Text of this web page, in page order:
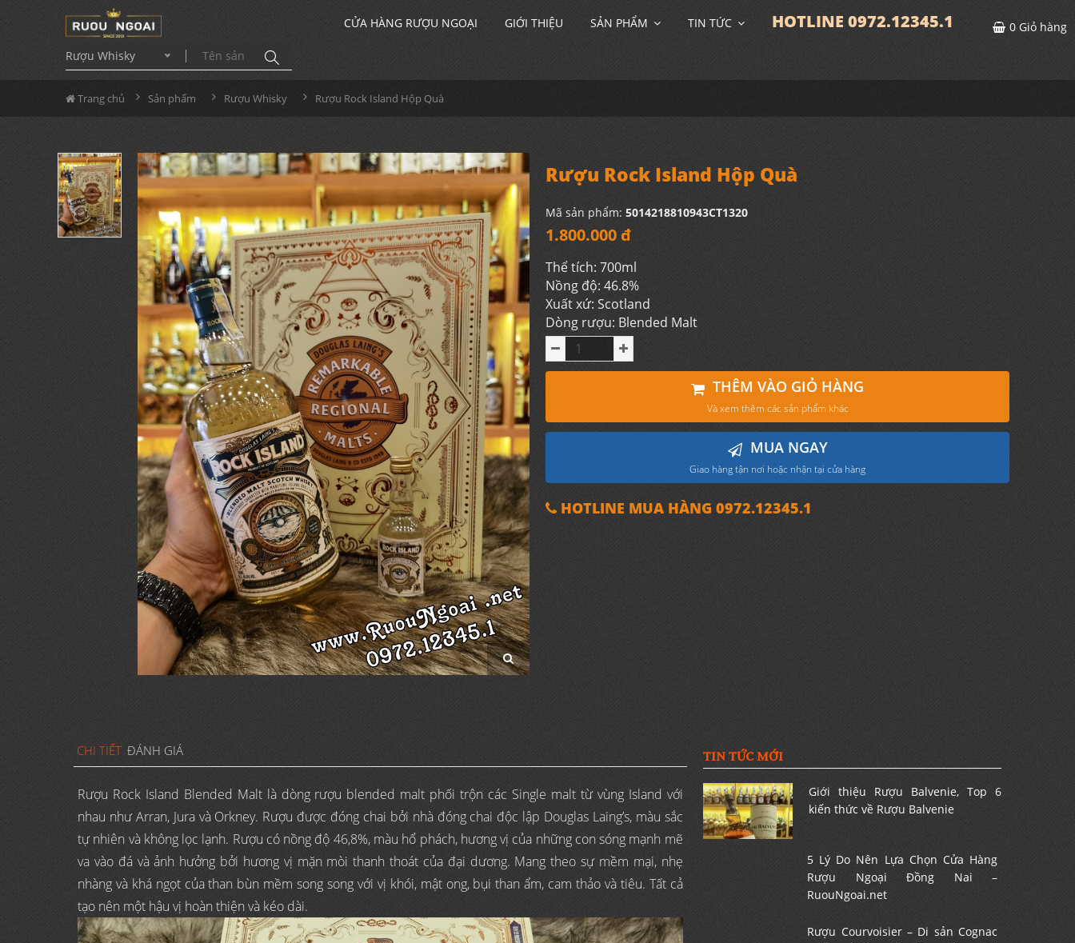
Rượu Whisky
CỬA HÀNG RƯỢU NGOẠI GIỚI THIỆU SẢN PHẨM TIN TỨC HOTLINE 0972.12345.1 0 Giỏ hàng
Trang chủ Sản phẩm Rượu Whisky Rượu Rock Island Hộp Quà
Rượu Rock Island Hộp Quà
Mã sản phẩm: 5014218810943CT1320
1.800.000 đ
Thể tích: 700ml
Nồng độ: 46.8%
Xuất xứ: Scotland
Dòng rượu: Blended Malt
THÊM VÀO GIỎ HÀNG
Và xem thêm các sản phẩm khác
MUA NGAY
Giao hàng tận nơi hoặc nhận tại cửa hàng
HOTLINE MUA HÀNG 0972.12345.1
CHI TIẾT ĐÁNH GIÁ
Rượu Rock Island Blended Malt là dòng rượu blended malt phối trộn các Single malt từ vùng Island với
nhau như Arran, Jura và Orkney. Rượu được đóng chai bởi nhà đóng chai độc lập Douglas Laing’s, màu sắc
tự nhiên và không lọc lạnh. Rượu có nồng độ 46,8%, màu hổ phách, hương vị của những con sóng mạnh mẽ
va vào đá và ảnh hưởng bởi hương vị mặn mòi thanh thoát của đại dương. Mang theo sự mềm mại, nhẹ
nhàng và khá ngọt của than bùn mềm song song với vị khói, mật ong, bụi than ẩm, cam thảo và tiêu. Tất cả
tạo nên một hậu vị hoàn thiện và kéo dài.
TIN TỨC MỚI
Giới thiệu Rượu Balvenie, Top 6
kiến thức về Rượu Balvenie
5 Lý Do Nên Lựa Chọn Cửa Hàng
Rượu Ngoại Đồng Nai –
RuouNgoai.net
Rượu Courvoisier – Di sản Cognac